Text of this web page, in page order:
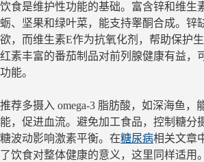
饮食是维护性功能的基础。富含锌和维生
蛎、坚果和绿叶菜，能支持睾酮合成。锌
欲，而维生素E作为抗氧化剂，帮助保护
红素丰富的番茄制品对前列腺健康有益，
功能。
推荐多摄入 omega-3 脂肪酸，如深海鱼，
能，促进血流。避免加工食品，控制糖分
糖波动影响激素平衡。在糖尿病相关文章
了饮食对整体健康的意义，这里同样适用。